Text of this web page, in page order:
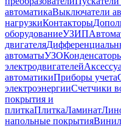
автоматикаВыключатели
нагрузкиКонтакторы
оборудованиеУЗИП
двигателя
автоматыУЗО
электродвигателей
автоматикиПриборы учета
электроэнергииСчетчики
покрытия и
плиткаПлиткаЛаминат
напольные покрытия